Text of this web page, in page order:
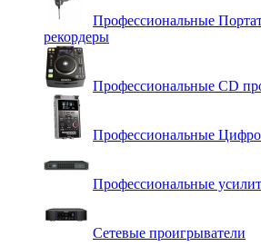
Профессиональные
рекордеры
Профессиональные СD
Профессиональные
Профессиональные
Сетевые проигрыватели